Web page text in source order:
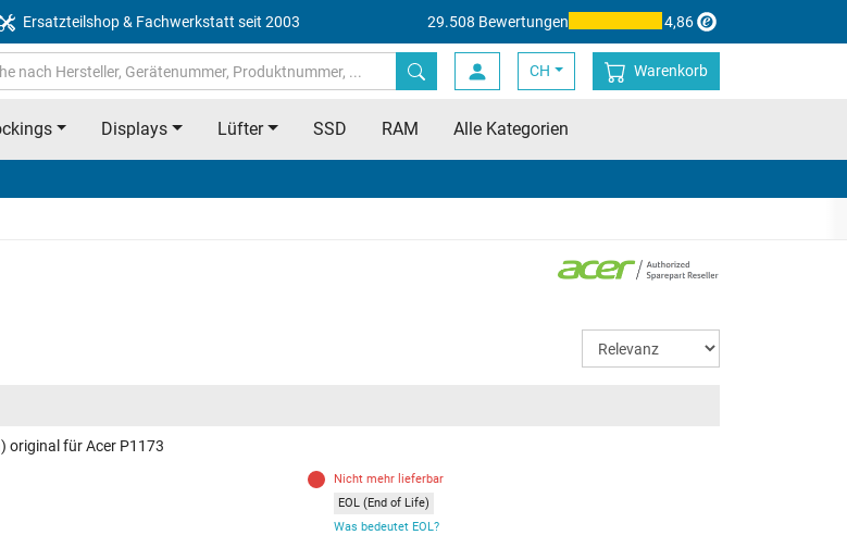
Ersatzteilshop & Fachwerkstatt seit 2003 29.508 Bewertungen 4,86
CH Warenkorb
Displays Lüfter SSD RAM Alle Kategorien
original für Acer P1173
Nicht mehr lieferbar
EOL (End of Life)
Was bedeutet EOL?